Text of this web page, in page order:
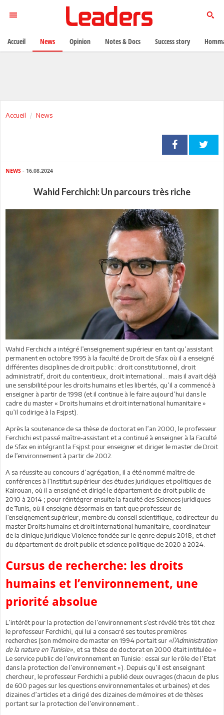
Accueil News
NEWS - 16.08.2024
Wahid Ferchichi: Un parcours très riche
Wahid Ferchichi a intégré l’enseignement supérieur en tant qu’assistant
permanent en octobre 1995 à la faculté de Droit de Sfax où il a enseigné
différentes disciplines de droit public : droit constitutionnel, droit
administratif, droit du contentieux, droit international… mais il avait déjà
une sensibilité pour les droits humains et les libertés, qu’il a commencé à
enseigner à partir de 1998 (et il continue à le faire aujourd’hui dans le
cadre du master « Droits humains et droit international humanitaire »
qu’il codirige à la Fsjpst).
Après la soutenance de sa thèse de doctorat en l’an 2000, le professeur
Ferchichi est passé maître-assistant et a continué à enseigner à la Faculté
de Sfax en intégrant la Fsjpst pour enseigner et diriger le master de Droit
de l’environnement à partir de 2002.
A sa réussite au concours d’agrégation, il a été nommé maître de
conférences à l’Institut supérieur des études juridiques et politiques de
Kairouan, où il a enseigné et dirigé le département de droit public de
2010 à 2014 ; pour réintégrer ensuite la faculté des Sciences juridiques
de Tunis, où il enseigne désormais en tant que professeur de
l’enseignement supérieur, membre du conseil scientifique, codirecteur du
master Droits humains et droit international humanitaire, coordinateur
de la clinique juridique Violence fondée sur le genre depuis 2018, et chef
du département de droit public et science politique de 2020 à 2024.
Cursus de recherche: les droits
humains et l’environnement, une
priorité absolue
L’intérêt pour la protection de l’environnement s’est révélé très tôt chez
le professeur Ferchichi, qui lui a consacré ses toutes premières
recherches (son mémoire de master en 1994 portait sur «l’Administration
de la nature en Tunisie» , et sa thèse de doctorat en 2000 était intitulée «
Le service public de l’environnement en Tunisie : essai sur le rôle de l’Etat
dans la protection de l’environnement »). Depuis qu’il est enseignant
chercheur, le professeur Ferchichi a publié deux ouvrages (chacun de plus
de 600 pages sur les questions environnementales et urbaines) et des
dizaines d’articles et a dirigé des dizaines de mémoires et de thèses
portant sur la protection de l’environnement…
Accueil News Opinion Notes & Docs Success story